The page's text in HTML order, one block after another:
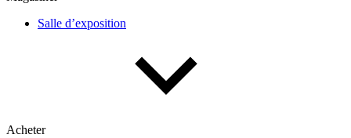
Salle d’exposition
Acheter